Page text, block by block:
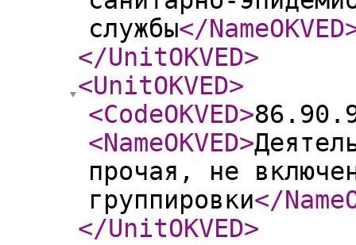
службы</NameOKVED
</UnitOKVED>
<UnitOKVED>
<CodeOKVED>
<NameOKVED>
прочая, не
группировки</
</UnitOKVED>